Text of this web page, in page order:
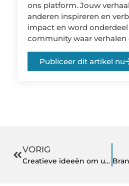
ons platform. Jouw
anderen inspireren en
impact en word onderdeel
community waar verhalen
Publiceer dit artikel nu
VORIG
Creatieve ideeën om uw marketing verder te duwen dan ooit tevoren